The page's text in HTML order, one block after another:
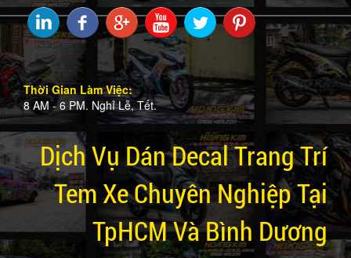
Thời Gian Làm Việc:
8 AM - 6 PM. Nghỉ Lễ, Tết.
Dịch Vụ Dán Decal Trang Trí
Tem Xe Chuyên Nghiệp Tại
TpHCM Và Bình Dương